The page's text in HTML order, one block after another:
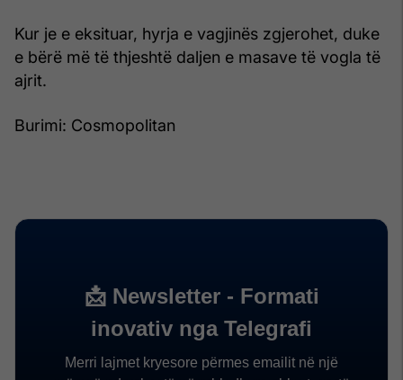
Kur je e eksituar, hyrja e vagjinës zgjerohet, duke
e bërë më të thjeshtë daljen e masave të vogla të
ajrit.
Burimi: Cosmopolitan